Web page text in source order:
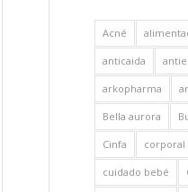
Acné
anticaida
arkopharma
Bella aurora
Cinfa corporal
cuidado bebé